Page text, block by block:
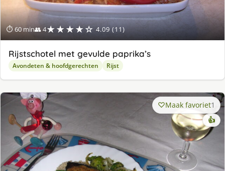
⏱ 60 min👥 4★★★★☆ 4.09 (11)
Rijstschotel met gevulde paprika’s
Avondeten & hoofdgerechten Rijst
Maak favoriet1
👍